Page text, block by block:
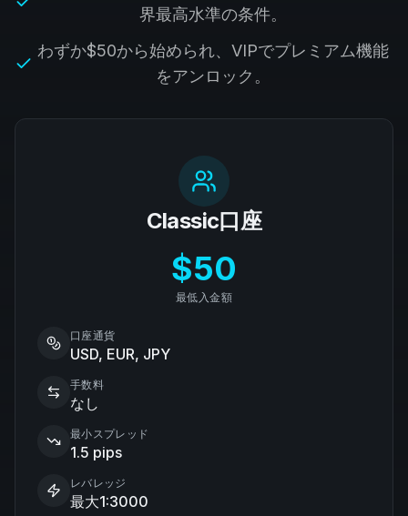
界最高水準の条件。
わずか$50から始められ、VIPでプレミアム機能
をアンロック。
Classic口座
$50
最低入金額
口座通貨
USD, EUR, JPY
手数料
なし
最小スプレッド
1.5 pips
レバレッジ
最大1:3000